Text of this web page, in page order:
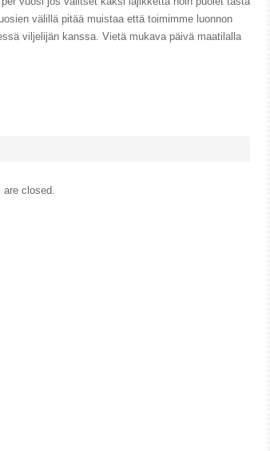
välillä pitää muistaa että toimimme luonnon
viljelijän kanssa. Vietä mukava päivä maatilalla
are closed.